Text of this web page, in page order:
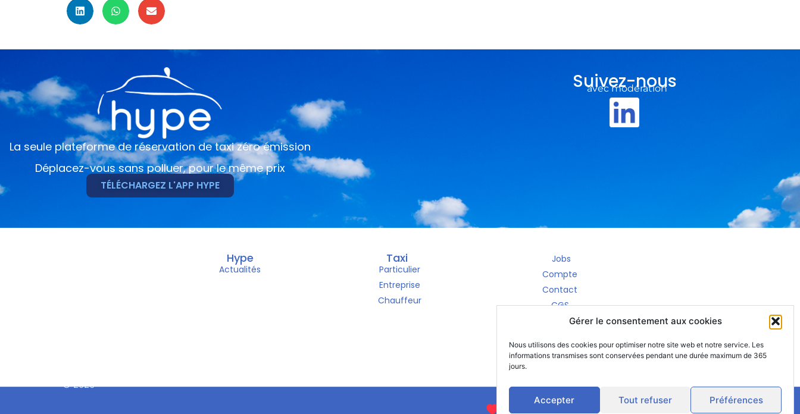
Gérer le consentement aux cookies
Nous utilisons des cookies pour optimiser notre site web et notre service. Les
informations transmises sont conservées pendant une durée maximum de 365
jours.
Accepter Tout refuser Préférences
La seule plateforme de réservation de taxi zéro émission
Déplacez-vous sans polluer, pour le même prix
TÉLÉCHARGEZ L'APP HYPE
Suivez-nous
avec modération
Hype
Actualités
Taxi
Particulier
Entreprise
Chauffeur
Jobs
Compte
Contact
CGS
RGPD
© 2026
Fièrement propulsé par Hype